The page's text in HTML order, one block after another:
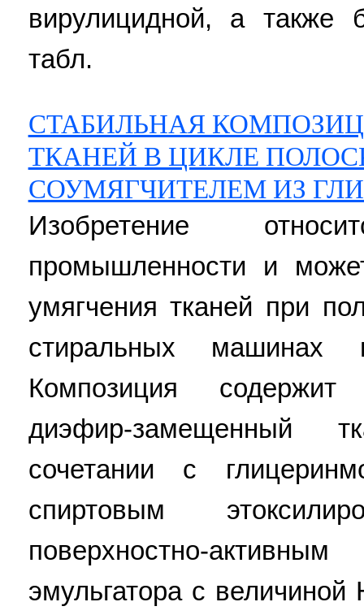
вирулицидной, а также
табл.
СТАБИЛЬНАЯ
ТКАНЕЙ В ЦИКЛЕ
СОУМЯГЧИТЕЛЕМ ИЗ
Изобретение
промышленности и
умягчения тканей при
стиральных
Композиция
диэфир-замещенный
сочетании с
спиртовым
поверхностно-
эмульгатора с